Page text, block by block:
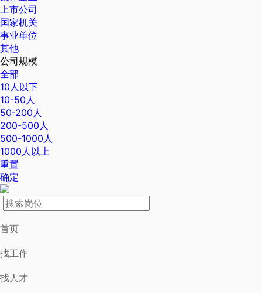
上市公司
国家机关
事业单位
其他
公司规模
全部
10人以下
10-50人
50-200人
200-500人
500-1000人
1000人以上
重置
确定
首页
找工作
找人才